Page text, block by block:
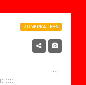
ZU VERKAUFEN
NUR NOCH WENIGE VERFÜGBAR – SEHR SCHÖNES HAUS MIT 3 SCHLAFZIMMERN, 3 BÄDERN UND PRIVATEM POOL IN GUTER LAGE AM GOLFPLATZ
BAÑOS Y MENDIGO, ALTAONA GOLF AND COUNTRY VILLAGE